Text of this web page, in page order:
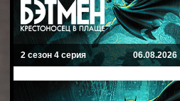
2 сезон 4 серия 06.08.2026